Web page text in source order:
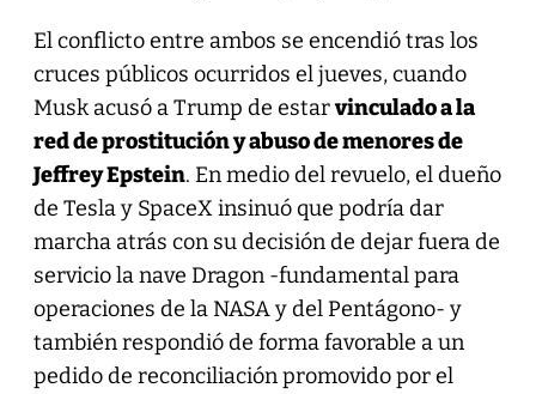
El conflicto entre ambos se encendió tras los
cruces públicos ocurridos el jueves, cuando
Musk acusó a Trump de estarvinculado a la
red de prostitución y abuso de menores de
Jeffrey Epstein. En medio del revuelo, el dueño
de Tesla y SpaceX insinuó que podría dar
marcha atrás con su decisión de dejar fuera de
servicio la nave Dragon -fundamental para
operaciones de la NASA y del Pentágono- y
también respondió de forma favorable a un
pedido de reconciliación promovido por el